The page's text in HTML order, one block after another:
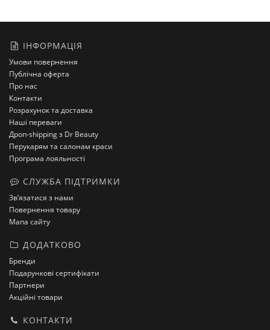
ІНФОРМАЦІЯ
Умови повернення
Публічна оферта
Про нас
Контакти
Розрахунок та доставка
Наші переваги
Дроп-shipping з Dr Beauty
Перукарям та салонам краси
Програма лояльності
СЛУЖБА ПІДТРИМКИ
Зв’язатися з нами
Повернення товару
Мапа сайту
ДОДАТКОВО
Бренди
Подарункові сертифікати
Партнери
Акційні товари
КОНТАКТИ